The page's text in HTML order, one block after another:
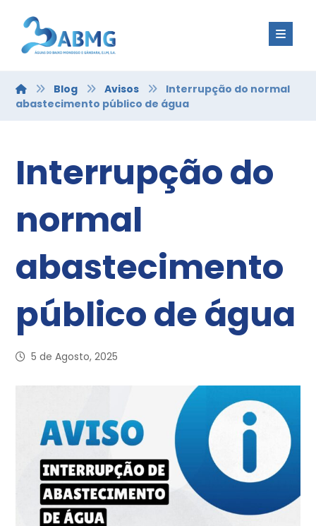
Blog Avisos
Interrupção do normal
abastecimento público de água
Interrupção do
normal
abastecimento
público de água
5 de Agosto, 2025